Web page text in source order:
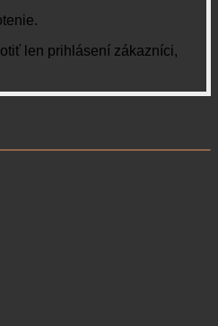
len prihlásení zákazníci,